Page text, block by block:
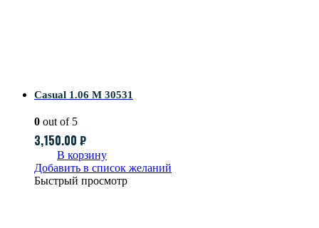
Casual 1.06 M 30531
0 out of 5
3,150.00 ₽
В корзину
Добавить в список желаний
Быстрый просмотр